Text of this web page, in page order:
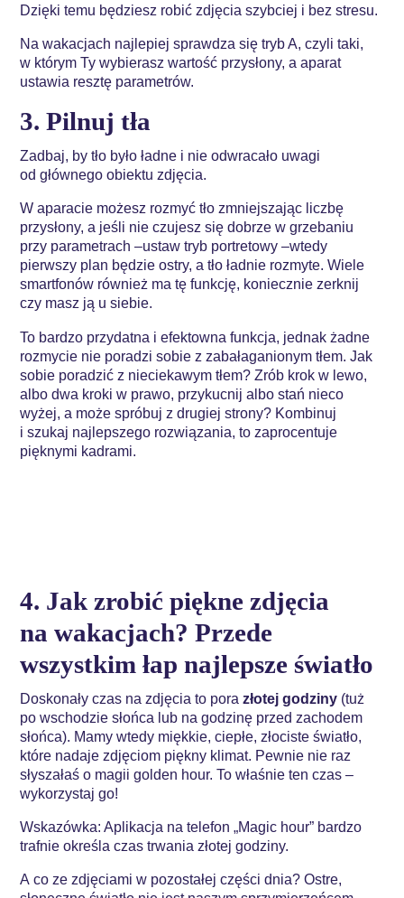
Dzięki temu będziesz robić zdjęcia szybciej i bez stresu.
Na wakacjach najlepiej sprawdza się tryb A, czyli taki,
w którym Ty wybierasz wartość przysłony, a aparat
ustawia resztę parametrów.
3. Pilnuj tła
Zadbaj, by tło było ładne i nie odwracało uwagi
od głównego obiektu zdjęcia.
W aparacie możesz rozmyć tło zmniejszając liczbę
przysłony, a jeśli nie czujesz się dobrze w grzebaniu
przy parametrach –ustaw tryb portretowy –wtedy
pierwszy plan będzie ostry, a tło ładnie rozmyte. Wiele
smartfonów również ma tę funkcję, koniecznie zerknij
czy masz ją u siebie.
To bardzo przydatna i efektowna funkcja, jednak żadne
rozmycie nie poradzi sobie z zabałaganionym tłem. Jak
sobie poradzić z nieciekawym tłem? Zrób krok w lewo,
albo dwa kroki w prawo, przykucnij albo stań nieco
wyżej, a może spróbuj z drugiej strony? Kombinuj
i szukaj najlepszego rozwiązania, to zaprocentuje
pięknymi kadrami.
4. Jak zrobić piękne zdjęcia
na wakacjach? Przede
wszystkim łap najlepsze światło
Doskonały czas na zdjęcia to porazłotej godziny (tuż
po wschodzie słońca lub na godzinę przed zachodem
słońca). Mamy wtedy miękkie, ciepłe, złociste światło,
które nadaje zdjęciom piękny klimat. Pewnie nie raz
słyszałaś o magii golden hour. To właśnie ten czas –
wykorzystaj go!
Wskazówka: Aplikacja na telefon „Magic hour” bardzo
trafnie określa czas trwania złotej godziny.
A co ze zdjęciami w pozostałej części dnia? Ostre,